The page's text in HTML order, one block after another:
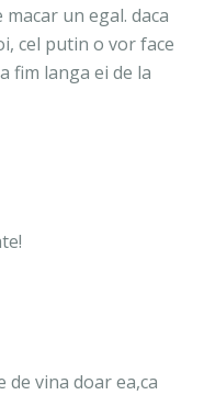
un egal. daca
cel putin o vor face
fim langa ei de la
de vina doar ea,ca